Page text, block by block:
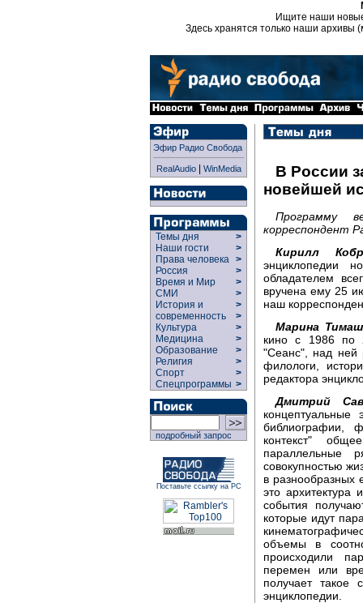
Ищите наши
Здесь хранятся только наши архивы
Эфир Радио Свобода
RealAudio| WinMedia
Темы дня
>
Наши гости
>
Права человека >
Россия
>
Время и Мир
>
СМИ
>
История и
современность
>
>
Культура
>
Медицина
>
Образование
>
Религия
>
Спорт
>
Спецпрограммы >
подробный запрос
Поставьте ссылку на РС
В России
новейшей
Программу
корреспондент
Кирилл
энциклопедии
обладателем
вручена ему 25
наш
Марина
кино с 1986 по
"Сеанс", над ней
филологи,
редактора
Дмитрий
библиографии,
контекст"
совокупностью
в разнообразных
это архитектура
события
которые идут
объемы в
происходили
перемен или
получает такое
энциклопедии.